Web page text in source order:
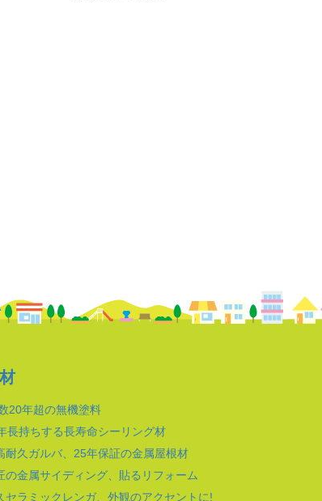
20年超の無機塗料
長持ちする長寿命シーリング材
耐久ガルバ、25年保証の金属屋根材
の金属サイディング、貼るリフォーム
セラミックレンガ、外観のアクセントに!